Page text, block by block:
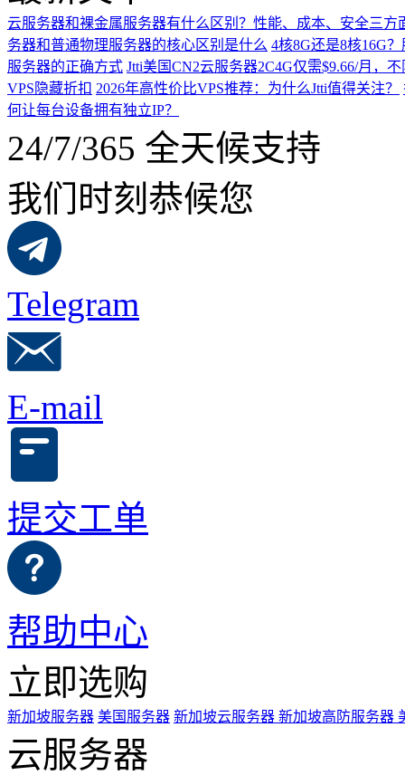
云服务器和裸金属服务器有什么区别？性能、成本、安全三方
务器和普通物理服务器的核心区别是什么 4核8G还是8核16G
服务器的正确方式 Jtti美国CN2云服务器2C4G仅需$9.66/月，
VPS隐藏折扣 2026年高性价比VPS推荐：为什么Jtti值得关注？
何让每台设备拥有独立IP？
24/7/365 全天候支持
我们时刻恭候您
Telegram
E-mail
提交工单
帮助中心
立即选购
新加坡服务器 美国服务器 新加坡云服务器 新加坡高防服务器
云服务器